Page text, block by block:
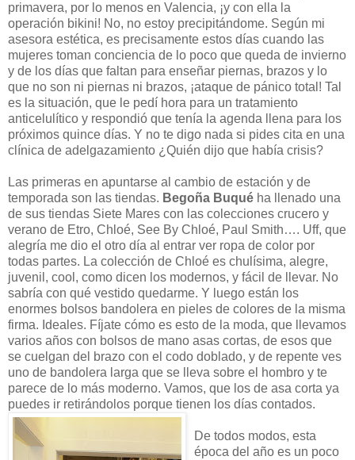
primavera, por lo menos en Valencia, ¡y con ella la
operación bikini! No, no estoy precipitándome. Según mi
asesora estética, es precisamente estos días cuando las
mujeres toman conciencia de lo poco que queda de invierno
y de los días que faltan para enseñar piernas, brazos y lo
que no son ni piernas ni brazos, ¡ataque de pánico total! Tal
es la situación, que le pedí hora para un tratamiento
anticelulítico y respondió que tenía la agenda llena para los
próximos quince días. Y no te digo nada si pides cita en una
clínica de adelgazamiento ¿Quién dijo que había crisis?
Las primeras en apuntarse al cambio de estación y de
temporada son las tiendas. Begoña Buqué ha llenado una
de sus tiendas Siete Mares con las colecciones crucero y
verano de Etro, Chloé, See By Chloé, Paul Smith…. Uff, que
alegría me dio el otro día al entrar ver ropa de color por
todas partes. La colección de Chloé es chulísima, alegre,
juvenil, cool, como dicen los modernos, y fácil de llevar. No
sabría con qué vestido quedarme. Y luego están los
enormes bolsos bandolera en pieles de colores de la misma
firma. Ideales. Fíjate cómo es esto de la moda, que llevamos
varios años con bolsos de mano asas cortas, de esos que
se cuelgan del brazo con el codo doblado, y de repente ves
uno de bandolera larga que se lleva sobre el hombro y te
parece de lo más moderno. Vamos, que los de asa corta ya
puedes ir retirándolos porque tienen los días contados.
De todos modos, esta
época del año es un poco